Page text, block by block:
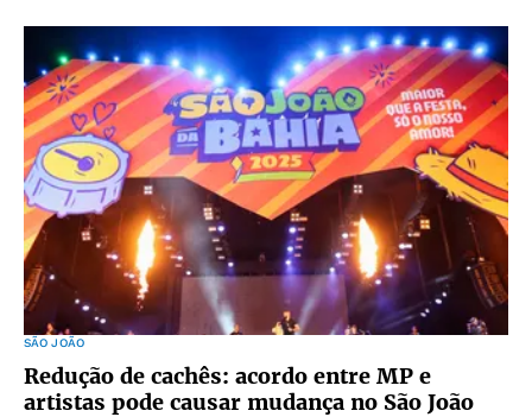
SÃO JOÃO
Redução de cachês: acordo entre MP e
artistas pode causar mudança no São João